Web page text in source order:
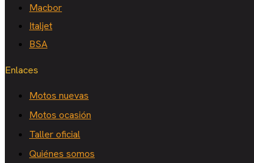
Macbor
Italjet
BSA
Enlaces
Motos nuevas
Motos ocasión
Taller oficial
Quiénes somos